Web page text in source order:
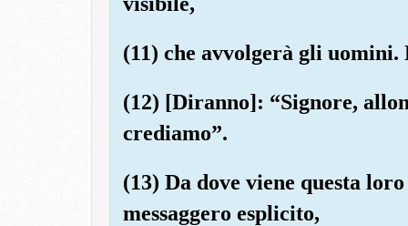
(11) che avvolgerà gli uomini.
(12) [Diranno]: “Signore,
crediamo”.
(13) Da dove viene questa
messaggero esplicito,